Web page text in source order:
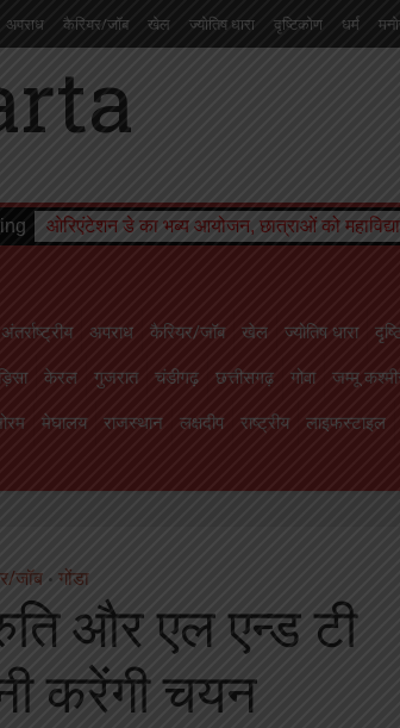
अपराध कैरियर/जॉब खेल ज्योतिष धारा दृष्टिकोण धर्म
गोवा
शिक्षा संस्कृति
ओरिएंटेशन डे का भब्य आयोजन, छात्राओं को
अंतर्राष्ट्रीय अपराध कैरियर/जॉब खेल ज्योतिष धारा
केरल गुजरात चंडीगढ़ छत्तीसगढ़ गोवा जम्मू
मेघालय राजस्थान लक्षदीप राष्ट्रीय लाइफस्टाइल
जॉब • गोंडा
और एल एन्ड टी
करेंगी चयन